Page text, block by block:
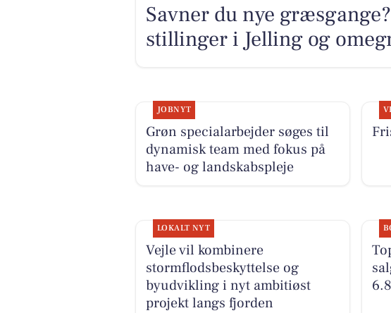
Savner du nye
stillinger i Jelling og
JOBNYT
Grøn specialarbejder søges til
dynamisk team med fokus på
have- og landskabspleje
LOKALT NYT
Vejle vil kombinere
stormflodsbeskyttelse og
byudvikling i nyt ambitiøst
projekt langs fjorden